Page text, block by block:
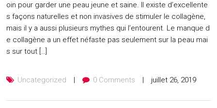
oin pour garder une peau jeune et saine. Il existe d’excellente
s façons naturelles et non invasives de stimuler le collagène,
mais il y a aussi plusieurs mythes qui l’entourent. Le manque d
e collagène a un effet néfaste pas seulement sur la peau mai
s sur tout […]
Uncategorized 0 Comments juillet 26, 2019